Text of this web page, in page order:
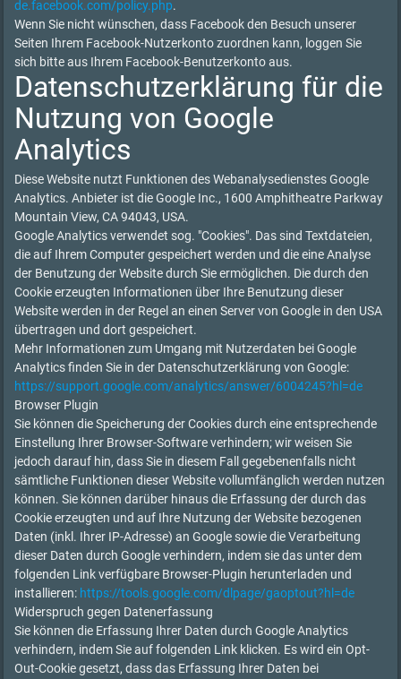
de.facebook.com/policy.php.
Wenn Sie nicht wünschen, dass Facebook den Besuch unserer
Seiten Ihrem Facebook-Nutzerkonto zuordnen kann, loggen Sie
sich bitte aus Ihrem Facebook-Benutzerkonto aus.
Datenschutzerklärung für die
Nutzung von Google
Analytics
Diese Website nutzt Funktionen des Webanalysedienstes Google
Analytics. Anbieter ist die Google Inc., 1600 Amphitheatre Parkway
Mountain View, CA 94043, USA.
Google Analytics verwendet sog. "Cookies". Das sind Textdateien,
die auf Ihrem Computer gespeichert werden und die eine Analyse
der Benutzung der Website durch Sie ermöglichen. Die durch den
Cookie erzeugten Informationen über Ihre Benutzung dieser
Website werden in der Regel an einen Server von Google in den USA
übertragen und dort gespeichert.
Mehr Informationen zum Umgang mit Nutzerdaten bei Google
Analytics finden Sie in der Datenschutzerklärung von Google:
https://support.google.com/analytics/answer/6004245?hl=de
Browser Plugin
Sie können die Speicherung der Cookies durch eine entsprechende
Einstellung Ihrer Browser-Software verhindern; wir weisen Sie
jedoch darauf hin, dass Sie in diesem Fall gegebenenfalls nicht
sämtliche Funktionen dieser Website vollumfänglich werden nutzen
können. Sie können darüber hinaus die Erfassung der durch das
Cookie erzeugten und auf Ihre Nutzung der Website bezogenen
Daten (inkl. Ihrer IP-Adresse) an Google sowie die Verarbeitung
dieser Daten durch Google verhindern, indem sie das unter dem
folgenden Link verfügbare Browser-Plugin herunterladen und
installieren: https://tools.google.com/dlpage/gaoptout?hl=de
Widerspruch gegen Datenerfassung
Sie können die Erfassung Ihrer Daten durch Google Analytics
verhindern, indem Sie auf folgenden Link klicken. Es wird ein Opt-
Out-Cookie gesetzt, dass das Erfassung Ihrer Daten bei